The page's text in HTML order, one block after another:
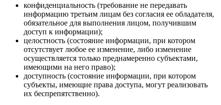
конфиденциальность (требование не передавать
информацию третьим лицам без согласия ее обладателя,
обязательное для выполнения лицом, получившим
доступ к информации);
целостность (состояние информации, при котором
отсутствует любое ее изменение, либо изменение
осуществляется только преднамеренно субъектами,
имеющими на него право);
доступность (состояние информации, при котором
субъекты, имеющие права доступа, могут реализовать
их беспрепятственно).